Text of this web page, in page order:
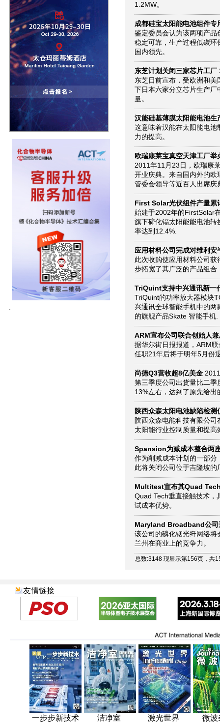
1.2MW。
成都硅宝太阳能电池组件专
鉴定委员会认为该两项产
稳定可靠，生产过程低碳
国内领先。
东芝计划关闭三家芯片工厂
东芝日前宣布，受欧洲和
下日本六家分立芯片生产
量。
汉能硅基薄膜太阳能电池生
这意味着汉能在太阳能电
力的提高。
欧瑞康莱宝真空天津工厂
2011年11月23日，欧瑞康
开业庆典。来自国内外的
管委会领导等近百人出席
First Solar光伏组件产量累
始建于2002年的FirstSolar
旗下碲化镉太阳能能电池
率达到12.4%.
应用材料公司完成对维利
此次收购使应用材料公司
步拓宽了其广泛的产品组
TriQuint支持中兴通讯新一
TriQuint的功率放大器模块
兴通讯全球智能手机中的
的旗舰产品Skate 智能手机.
ARM宣布公司联合创始人
据华尔街日报报道，ARM
任职21年后将于明年5月份
尚德Q3营收超8亿美金
第三季度公司出货量比二
13%左右，达到了原先给
陕西众森太阳电池缺陷检测
陕西众森电能科技有限公
太阳能行业控制质量和提高
Spansion为减成本整合两
作为削减成本计划的一部
此将关闭公司位于吉隆坡的
Multitest宣布其Quad
Quad Tech垂直接触技术，
试成本优势。
Maryland Broadband公司
该公司的磷化铟光纤网络
兰州在商业上的竞争力。
总数:3148 现显示第156页，共
友情链接
一步步新技术 洁净室 激光世界 微波